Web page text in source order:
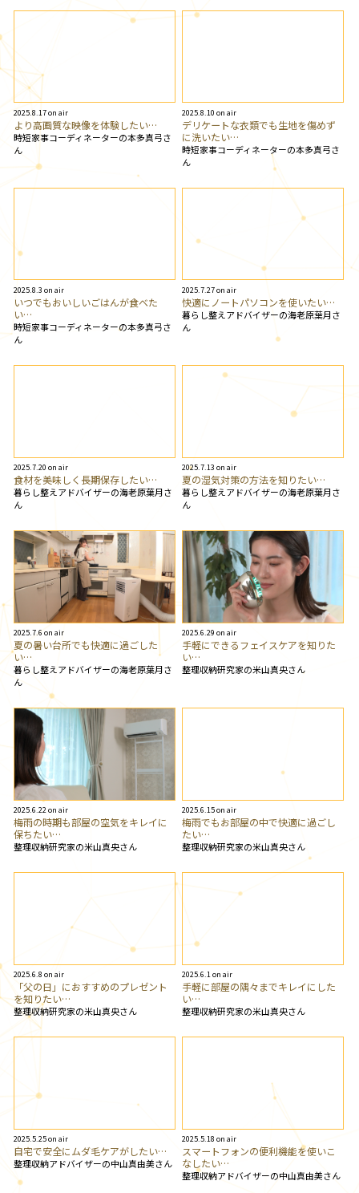
2025.8.17 on air
より高画質な映像を体験したい…
時短家事コーディネーターの本多真弓さ
ん
2025.8.10 on air
デリケートな衣類でも生地を傷めず
に洗いたい…
時短家事コーディネーターの本多真弓さ
ん
2025.8.3 on air
いつでもおいしいごはんが食べた
い…
時短家事コーディネーターの本多真弓さ
ん
2025.7.27 on air
快適にノートパソコンを使いたい…
暮らし整えアドバイザーの海老原葉月さ
ん
2025.7.20 on air
食材を美味しく長期保存したい…
暮らし整えアドバイザーの海老原葉月さ
ん
2025.7.13 on air
夏の湿気対策の方法を知りたい…
暮らし整えアドバイザーの海老原葉月さ
ん
2025.7.6 on air
夏の暑い台所でも快適に過ごした
い…
暮らし整えアドバイザーの海老原葉月さ
ん
2025.6.29 on air
手軽にできるフェイスケアを知りた
い…
整理収納研究家の米山真央さん
2025.6.22 on air
梅雨の時期も部屋の空気をキレイに
保ちたい…
整理収納研究家の米山真央さん
2025.6.15 on air
梅雨でもお部屋の中で快適に過ごし
たい…
整理収納研究家の米山真央さん
2025.6.8 on air
「父の日」におすすめのプレゼント
を知りたい…
整理収納研究家の米山真央さん
2025.6.1 on air
手軽に部屋の隅々までキレイにした
い…
整理収納研究家の米山真央さん
2025.5.25 on air
自宅で安全にムダ毛ケアがしたい…
整理収納アドバイザーの中山真由美さん
2025.5.18 on air
スマートフォンの便利機能を使いこ
なしたい…
整理収納アドバイザーの中山真由美さん